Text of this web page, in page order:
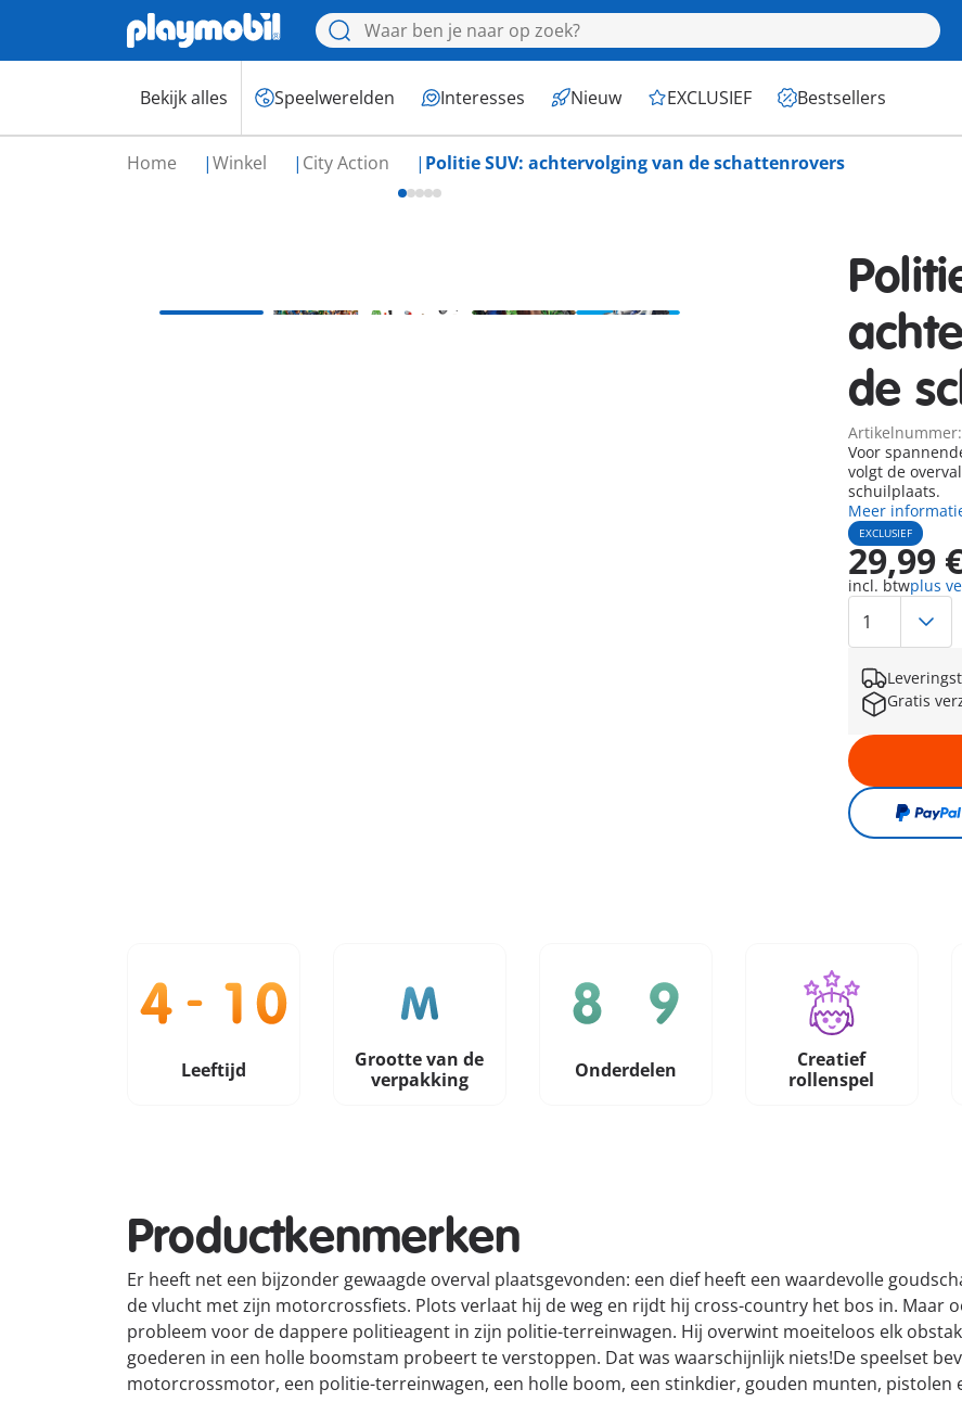
Bekijk alles Speelwerelden Interesses Nieuw EXCLUSIEF Bestsellers
Home Winkel City Action Politie SUV: achtervolging van de schattenrovers
de
Voor
volgt de
schuilplaats.
Meer
EXCLUSIEF
29,99
incl. btwplus
Gratis
Leeftijd
Grootte van de
verpakking
Onderdelen
Creatief
rollenspel
Productkenmerken
Er heeft net een bijzonder gewaagde overval plaatsgevonden: een dief heeft een waardevolle
de vlucht met zijn motorcrossfiets. Plots verlaat hij de weg en rijdt hij cross-country het bos in. Maar
probleem voor de dappere politieagent in zijn politie-terreinwagen. Hij overwint moeiteloos elk
goederen in een holle boomstam probeert te verstoppen. Dat was waarschijnlijk niets!De speelset
motorcrossmotor, een politie-terreinwagen, een holle boom, een stinkdier, gouden munten, pistolen